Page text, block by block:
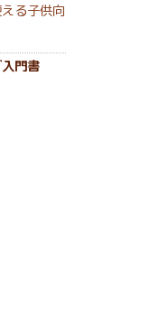
る子供向
門書